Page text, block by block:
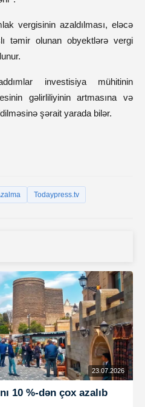
vergisinin azaldılması, eləcə
təmir olunan obyektlərə vergi
investisiya mühitinin
gəlirliliyinin artmasına və
şərait yarada bilər.
Todaypress.tv
23.07.2026
10 %-dən çox azalıb